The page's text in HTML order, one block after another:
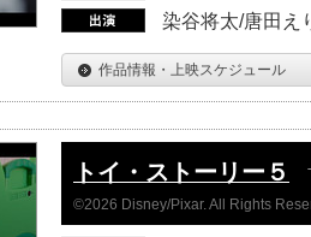
染谷将太/唐田え
作品情報・上映スケジュール
トイ・ストーリー５
©2026 Disney/Pixar. All Rights